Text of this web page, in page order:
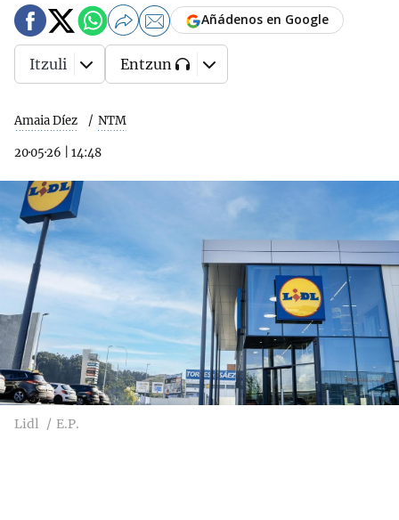
Amaia Díez NTM
20·05·26 14:48
Añádenos en Google
Itzuli Entzun
Lidl E.P.